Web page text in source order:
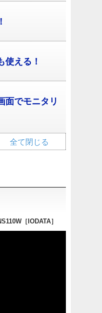
使える！
面でモニタリ
全て閉じる
［IODATA］